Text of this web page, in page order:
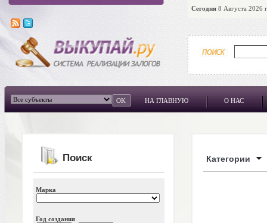
Сегодня 8 Августа 2026
НА ГЛАВНУЮ О НАС
Поиск
Марка
Год создания
Категории